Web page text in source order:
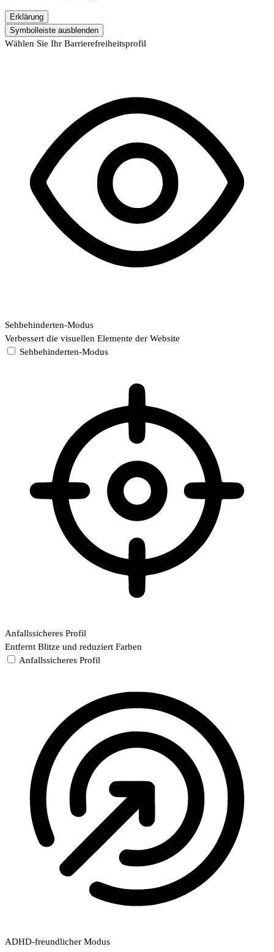
Erklärung
Symbolleiste ausblenden
Wählen Sie Ihr Barrierefreiheitsprofil
Sehbehinderten-Modus
Verbessert die visuellen Elemente der Website
Sehbehinderten-Modus
Anfallssicheres Profil
Entfernt Blitze und reduziert Farben
Anfallssicheres Profil
ADHD-freundlicher Modus